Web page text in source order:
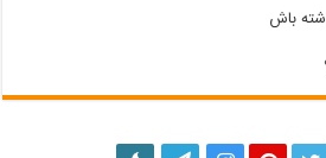
باش